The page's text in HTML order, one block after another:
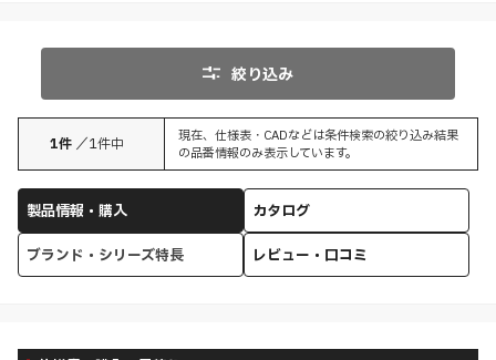
絞り込み
1件 ／1件中
現在、仕様表・CADなどは条件検索の絞り込み結果
の品番情報のみ表示しています。
製品情報・購入
カタログ
ブランド・シリーズ特長
レビュー・口コミ